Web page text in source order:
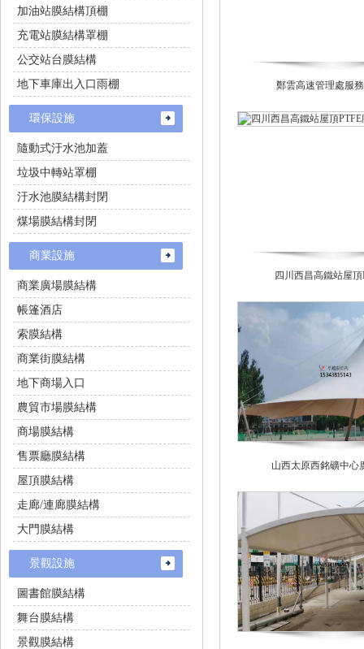
鄭雲高速管理處服
四川西昌高鐵站屋頂
山西太原西銘礦中心
加油站膜結構頂棚
充電站膜結構罩棚
公交站台膜結構
地下車庫出入口雨棚
環保設施
隨動式汙水池加蓋
垃圾中轉站罩棚
汙水池膜結構封閉
煤場膜結構封閉
商業設施
商業廣場膜結構
帳篷酒店
索膜結構
商業街膜結構
地下商場入口
農貿市場膜結構
商場膜結構
售票廳膜結構
屋頂膜結構
走廊/連廊膜結構
大門膜結構
景觀設施
圖書館膜結構
舞台膜結構
景觀膜結構